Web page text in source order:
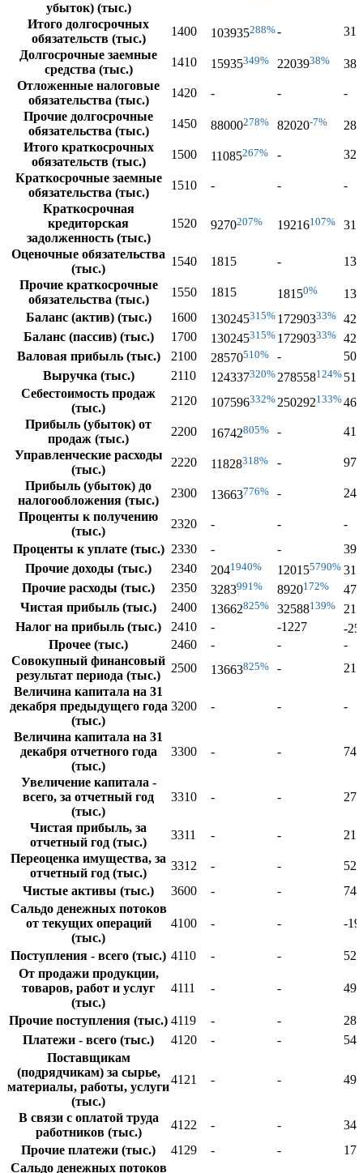
убыток) (тыс.)
Итого долгосрочных
обязательств (тыс.)
1400 103935288%-
Долгосрочные заемные
средства (тыс.)
1410 15935349% 2203938%
Отложенные налоговые
обязательства (тыс.)
1420 - -
-
Прочие долгосрочные
обязательства (тыс.)
1450 88000278% 82020-7%
Итого краткосрочных
обязательств (тыс.)
1500 11085267% -
Краткосрочные заемные
обязательства (тыс.)
1510 - -
-
Краткосрочная
кредиторская
задолженность (тыс.)
1520 9270207% 19216107%
Оценочные обязательства
(тыс.)
1540 1815 -
Прочие краткосрочные
обязательства (тыс.)
1550 1815 18150%
Баланс (актив) (тыс.)
1600 130245315% 17290333%
Баланс (пассив) (тыс.)
1700 130245315% 17290333%
Валовая прибыль (тыс.)
2100 28570510% -
Выручка (тыс.)
2110 124337320%278558124%
Себестоимость продаж
(тыс.)
2120 107596332%250292133%
Прибыль (убыток) от
продаж (тыс.)
2200 16742805% -
Управленческие расходы
(тыс.)
2220 11828318% -
Прибыль (убыток) до
налогообложения (тыс.)
2300 13663776% -
Проценты к получению
(тыс.)
2320 - -
-
Проценты к уплате (тыс.) 2330 - -
399
Прочие доходы (тыс.)
2340 2041940% 120155790%
Прочие расходы (тыс.)
2350 3283991% 8920172%
Чистая прибыль (тыс.)
2400 13662825% 32588139%
Налог на прибыль (тыс.)
2410 - -1227
-
Прочее (тыс.)
2460 - -
-
Совокупный финансовый
результат периода (тыс.)
2500 13663825% -
Величина капитала на 31
декабря предыдущего года
(тыс.)
3200 - - -
Величина капитала на 31
декабря отчетного года
(тыс.)
3300 - -
Увеличение капитала -
всего, за отчетный год
(тыс.)
3310 - -
Чистая прибыль, за
отчетный год (тыс.)
3311 - -
Переоценка имущества, за
отчетный год (тыс.)
3312 - -
Чистые активы (тыс.)
3600 - -
Сальдо денежных потоков
от текущих операций
(тыс.)
4100 - - -
Поступления - всего (тыс.) 4110 - -
От продажи продукции,
товаров, работ и услуг
(тыс.)
4111 - -
Прочие поступления (тыс.) 4119 - -
Платежи - всего (тыс.)
4120 - -
Поставщикам
(подрядчикам) за сырье,
материалы, работы, услуги
(тыс.)
4121 - -
В связи с оплатой труда
работников (тыс.)
4122 - -
Прочие платежи (тыс.)
4129 - -
Сальдо денежных потоков